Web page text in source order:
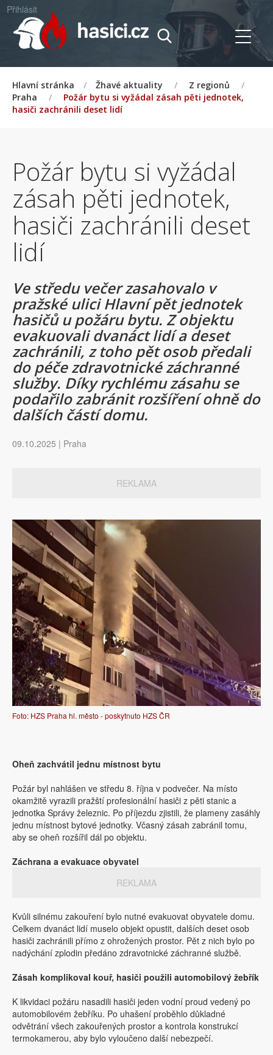
Přihlásit
Hlavní stránka / Žhavé aktuality / Z regionů
/
Praha
/
Požár bytu si vyžádal zásah pěti jednotek,
hasiči zachránili deset lidí
Požár bytu si vyžádal
zásah pěti jednotek,
hasiči zachránili deset
lidí
Ve středu večer zasahovalo v
pražské ulici Hlavní pět jednotek
hasičů u požáru bytu. Z objektu
evakuovali dvanáct lidí a deset
zachránili, z toho pět osob předali
do péče zdravotnické záchranné
služby. Díky rychlému zásahu se
podařilo zabránit rozšíření ohně do
dalších částí domu.
09.10.2025 | Praha
REKLAMA
Foto: HZS Praha hl. město - poskytnuto HZS ČR
Oheň zachvátil jednu místnost bytu
Požár byl nahlášen ve středu 8. října v podvečer. Na místo
okamžitě vyrazili pražští profesionální hasiči z pěti stanic a
jednotka Správy železnic. Po příjezdu zjistili, že plameny zasáhly
jednu místnost bytové jednotky. Včasný zásah zabránil tomu,
aby se oheň rozšířil dál po objektu.
Záchrana a evakuace obyvatel
REKLAMA
Kvůli silnému zakouření bylo nutné evakuovat obyvatele domu.
Celkem dvanáct lidí muselo objekt opustit, dalších deset osob
hasiči zachránili přímo z ohrožených prostor. Pět z nich bylo po
nadýchání zplodin předáno zdravotnické záchranné službě.
Zásah komplikoval kouř, hasiči použili automobilový žebřík
K likvidaci požáru nasadili hasiči jeden vodní proud vedený po
automobilovém žebříku. Po uhašení proběhlo důkladné
odvětrání všech zakouřených prostor a kontrola konstrukcí
termokamerou, aby bylo vyloučeno další nebezpečí.